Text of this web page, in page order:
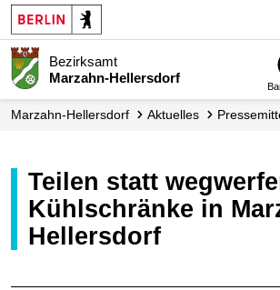
Bezirksamt
Marzahn-Hellersdorf
Marzahn-Hellersdorf Aktuelles
Teilen statt wegwerfen: Kiez-
Kühlschränke in
Hellersdorf